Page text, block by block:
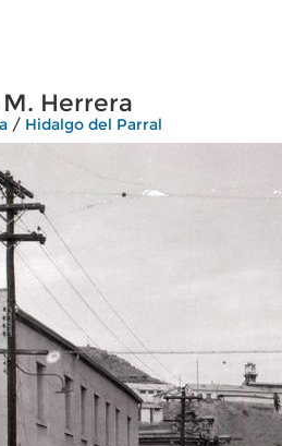
Herrera
/ Hidalgo del Parral